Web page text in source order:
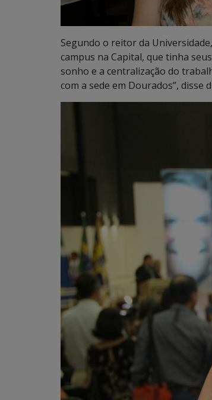
Segundo o reitor da
campus na Capital, que tinha
sonho e a centralização do
com a sede em Dourados”, disse